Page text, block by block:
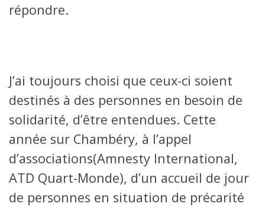
répondre.
J’ai toujours choisi que ceux-ci soient
destinés à des personnes en besoin de
solidarité, d’être entendues. Cette
année sur Chambéry, à l’appel
d’associations(Amnesty International,
ATD Quart-Monde), d’un accueil de jour
de personnes en situation de précarité